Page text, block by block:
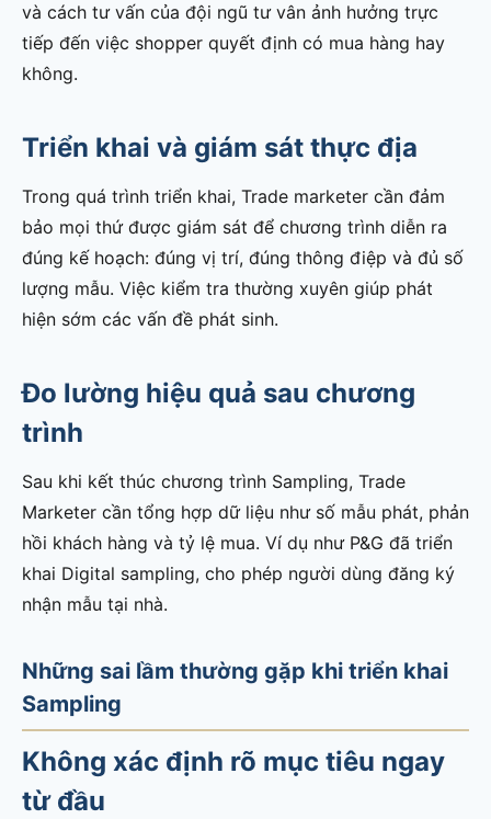
và cách tư vấn của đội ngũ tư vân ảnh hưởng trực
tiếp đến việc shopper quyết định có mua hàng hay
không.
Triển khai và giám sát thực địa
Trong quá trình triển khai, Trade marketer cần đảm
bảo mọi thứ được giám sát để chương trình diễn ra
đúng kế hoạch: đúng vị trí, đúng thông điệp và đủ số
lượng mẫu. Việc kiểm tra thường xuyên giúp phát
hiện sớm các vấn đề phát sinh.
Đo lường hiệu quả sau chương
trình
Sau khi kết thúc chương trình Sampling, Trade
Marketer cần tổng hợp dữ liệu như số mẫu phát, phản
hồi khách hàng và tỷ lệ mua. Ví dụ như P&G đã triển
khai Digital sampling, cho phép người dùng đăng ký
nhận mẫu tại nhà.
Những sai lầm thường gặp khi triển khai
Sampling
Không xác định rõ mục tiêu ngay
từ đầu